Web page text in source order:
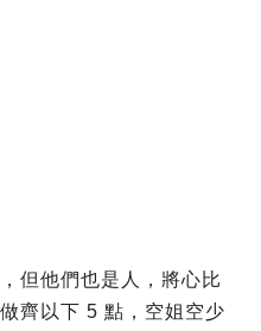
但他們也是人，將心比
齊以下 5 點，空姐空少